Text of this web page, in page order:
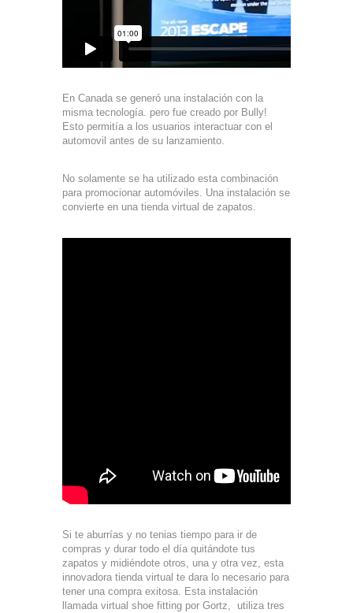
En Canada se generó una instalación con la
misma tecnología. pero fue creado por Bully!
Esto permitía a los usuarios interactuar con el
automovil antes de su lanzamiento.
No solamente se ha utilizado esta combinación
para promocionar automóviles. Una instalación se
convierte en una tienda virtual de zapatos.
Si te aburrías y no tenias tiempo para ir de
compras y durar todo el día quitándote tus
zapatos y midiéndote otros, una y otra vez, esta
innovadora tienda virtual te dara lo necesario para
tener una compra exitosa. Esta instalación
llamada virtual shoe fitting por Gortz, utiliza tres